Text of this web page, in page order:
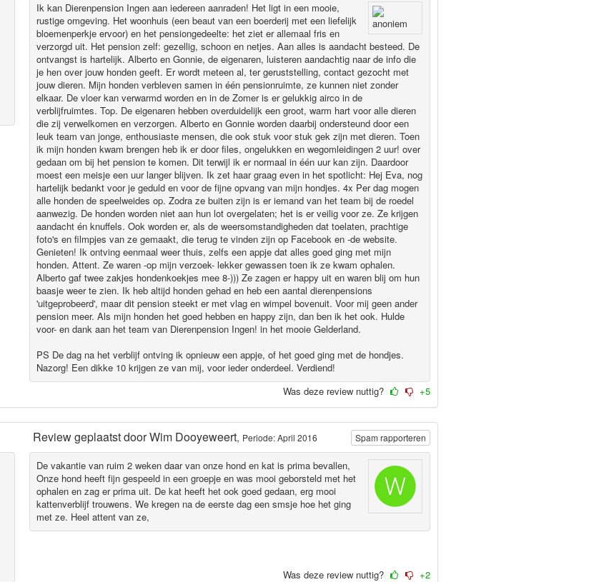
Ik kan Dierenpension Ingen aan iedereen aanraden! Het ligt in een mooie,
rustige omgeving. Het woonhuis (een beaut van een boerderij met een liefelijk
bloemenperkje ervoor) en het pensiongedeelte: het ziet er allemaal fris en
verzorgd uit. Het pension zelf: gezellig, schoon en netjes. Aan alles is aandacht besteed. De
ontvangst is hartelijk. Alberto en Gonnie, de eigenaren, luisteren aandachtig naar de info die
je hen over jouw honden geeft. Er wordt meteen al, ter geruststelling, contact gezocht met
jouw dieren. Mijn honden verbleven samen in één pensionruimte, ze kunnen niet zonder
elkaar. De vloer kan verwarmd worden en in de Zomer is er gelukkig airco in de
verblijfruimtes. Top. De eigenaren hebben overduidelijk een groot, warm hart voor alle dieren
die zij verwelkomen en verzorgen. Alberto en Gonnie worden daarbij ondersteund door een
leuk team van jonge, enthousiaste mensen, die ook stuk voor stuk gek zijn met dieren. Toen
ik mijn honden kwam brengen heb ik er door files, ongelukken en wegomleidingen 2 uur! over
gedaan om bij het pension te komen. Dit terwijl ik er normaal in één uur kan zijn. Daardoor
moest een meisje een uur langer blijven. Ik zet haar graag even in het spotlicht: Hej Eva, nog
hartelijk bedankt voor je geduld en voor de fijne opvang van mijn hondjes. 4x Per dag mogen
alle honden de speelweides op. Zodra ze buiten zijn is er iemand van het team bij de roedel
aanwezig. De honden worden niet aan hun lot overgelaten; het is er veilig voor ze. Ze krijgen
aandacht én knuffels. Ook worden er, als de weersomstandigheden dat toelaten, prachtige
foto's en filmpjes van ze gemaakt, die terug te vinden zijn op Facebook en -de website.
Genieten! Ik ontving eenmaal weer thuis, zelfs een appje dat alles goed ging met mijn
honden. Attent. Ze waren -op mijn verzoek- lekker gewassen toen ik ze kwam ophalen.
Alberto gaf twee zakjes hondenkoekjes mee 8-))) Ze zagen er happy uit en waren blij om hun
baasje weer te zien. Ik heb altijd honden gehad en heb een aantal dierenpensions
'uitgeprobeerd', maar dit pension steekt er met vlag en wimpel bovenuit. Voor mij geen ander
pension meer. Als mijn honden het goed hebben en happy zijn, dan ben ik het ook. Hulde
voor- en dank aan het team van Dierenpension Ingen! in het mooie Gelderland.
PS De dag na het verblijf ontving ik opnieuw een appje, of het goed ging met de hondjes.
Nazorg! Een dikke 10 krijgen ze van mij, voor ieder onderdeel. Verdiend!
Was deze review nuttig? +5
Review geplaatst doorWim Dooyeweert, Periode: April 2016
De vakantie van ruim 2 weken daar van onze hond en kat is prima bevallen,
Onze hond heeft fijn gespeeld in een groepje en was mooi geborsteld met het
ophalen en zag er prima uit. De kat heeft het ook goed gedaan, erg mooi
kattenverblijf trouwens. We kregen na de eerste dag een smsje hoe het ging
met ze. Heel attent van ze,
Spam rapporteren
Was deze review nuttig? +2